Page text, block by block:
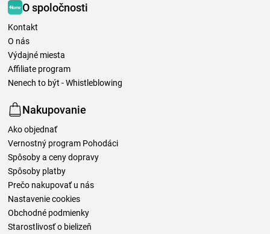
O spoločnosti
Kontakt
O nás
Výdajné miesta
Affiliate program
Nenech to být - Whistleblowing
Nakupovanie
Ako objednať
Vernostný program Pohodáci
Spôsoby a ceny dopravy
Spôsoby platby
Prečo nakupovať u nás
Nastavenie cookies
Obchodné podmienky
Starostlivosť o bielizeň